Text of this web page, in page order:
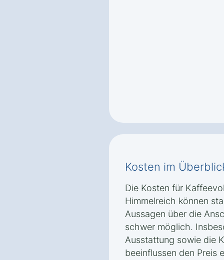
Kosten im
Die Kosten für
Himmelreich können
Aussagen über die
schwer möglich.
Ausstattung sowie die
beeinflussen den Preis